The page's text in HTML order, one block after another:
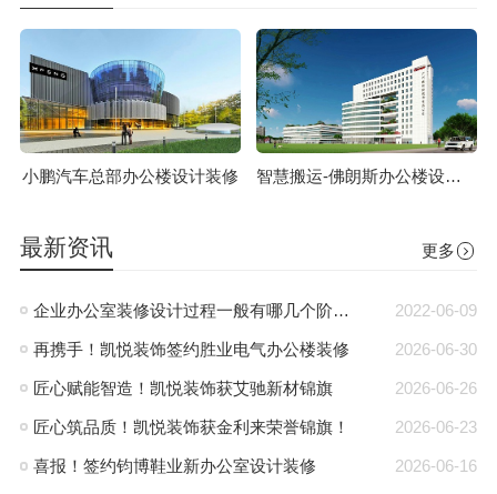
小鹏汽车总部办公楼设计装修 智慧搬运-佛朗斯办公楼设计装修
最新资讯 更多
2022-06-09
企业办公室装修设计过程一般有哪几个阶段?
2026-06-30
再携手！凯悦装饰签约胜业电气办公楼装修
2026-06-26
匠心赋能智造！凯悦装饰获艾驰新材锦旗
2026-06-23
匠心筑品质！凯悦装饰获金利来荣誉锦旗！
2026-06-16
喜报！签约钧博鞋业新办公室设计装修